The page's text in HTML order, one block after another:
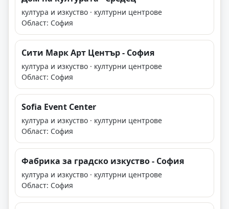
култура и изкуство · културни центрове
Област: София
Сити Марк Арт Център - София
култура и изкуство · културни центрове
Област: София
Sofia Event Center
култура и изкуство · културни центрове
Област: София
Фабрика за градско изкуство - София
култура и изкуство · културни центрове
Област: София